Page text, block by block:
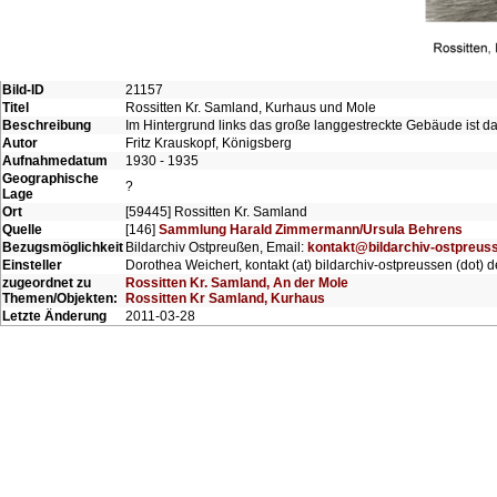
Bild-ID
21157
Titel
Rossitten Kr. Samland, Kurhaus und Mole
Beschreibung
Im Hintergrund links das große langgestreckte Gebäude ist
Autor
Fritz Krauskopf, Königsberg
Aufnahmedatum
1930 - 1935
Geographische
Lage
?
Ort
[59445] Rossitten Kr. Samland
Quelle
[146] Sammlung Harald Zimmermann/Ursula Behrens
Bezugsmöglichkeit Bildarchiv Ostpreußen, Email: kontakt@bildarchiv-
Einsteller
Dorothea Weichert, kontakt (at) bildarchiv-ostpreussen (dot)
zugeordnet zu
Themen/Objekten:
Rossitten Kr. Samland, An der Mole
Rossitten Kr Samland, Kurhaus
Letzte Änderung
2011-03-28